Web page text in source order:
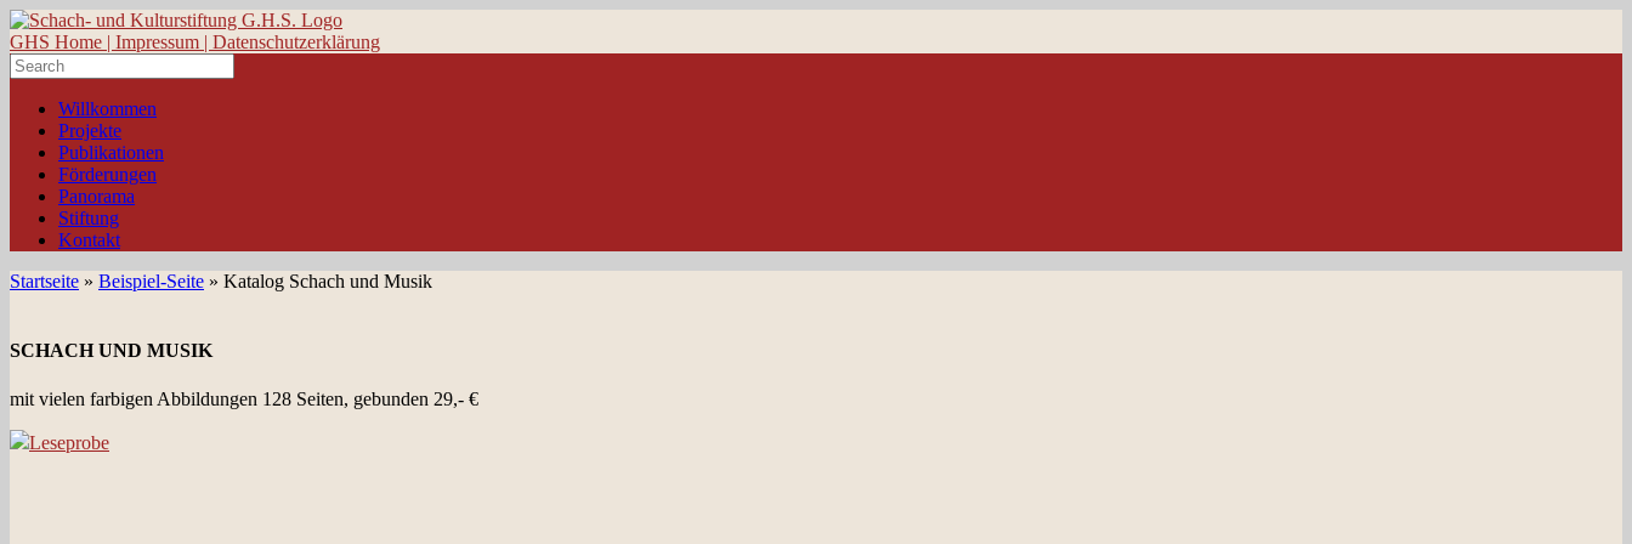
GHS Home | Impressum | Datenschutzerklärung
Search
for:
Willkommen
Projekte
Publikationen
Förderungen
Panorama
Stiftung
Kontakt
Startseite » Beispiel-Seite » Katalog Schach und Musik
SCHACH UND MUSIK
mit vielen farbigen Abbildungen 128 Seiten, gebunden 29,- €
Leseprobe